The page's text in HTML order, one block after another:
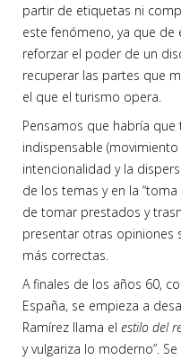
partir de etiquetas ni
este fenómeno, ya que
reforzar el poder de un
recuperar las partes que
el que el turismo opera.
Pensamos que habría
indispensable
intencionalidad y la
de los temas y en la
de tomar prestados y
presentar otras opiniones
más correctas.
A finales de los años 60,
España, se empieza a
Ramírez llama el estilo del
y vulgariza lo moderno”.